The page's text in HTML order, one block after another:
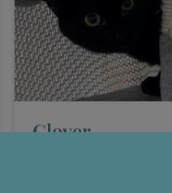
Clover